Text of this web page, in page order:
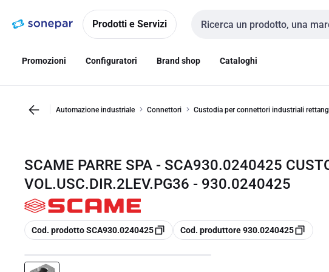
navigazionealla
Prodotti e Servizi
Cerca input
Promozioni Configuratori Brand shop Cataloghi
Automazione industriale Connettori Custodia per connettori industriali
SCAME PARRE SPA - SCA930.0240425
VOL.USC.DIR.2LEV.PG36 - 930.0240425
copia
Cod. prodotto SCA930.0240425 copia
Cod. produttore 930.0240425